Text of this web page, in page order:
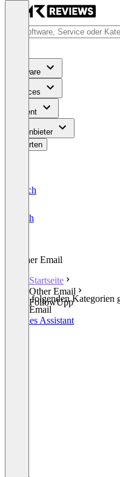
Software
Services
Content
Für Anbieter
Bewerten
Deutsch
English
Other Email
Startseite
Other Email
FollowUpp
In den folgenden Kategorien
Other Email
AI Sales Assistant